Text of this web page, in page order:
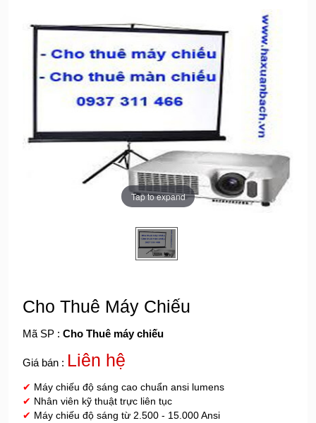
Tap to expand
Cho Thuê Máy Chiếu
Mã SP : Cho Thuê máy chiếu
Giá bán : Liên hệ
✔ Máy chiếu độ sáng cao chuẩn ansi lumens
✔ Nhân viên kỹ thuật trực liên tục
✔ Máy chiếu độ sáng từ 2.500 - 15.000 Ansi